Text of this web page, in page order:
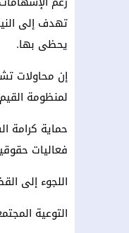
تهدف إلى
يحظى بها.
إن محاولات
لمنظومة
حماية كرامة
فعاليات
اللجوء إلى
التوعية